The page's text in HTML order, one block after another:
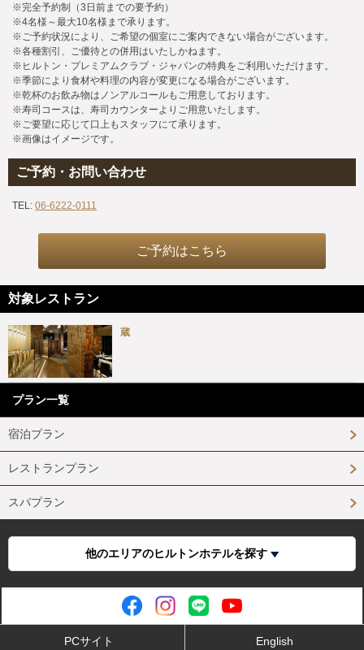
※完全予約制（3日前までの要予約）
※4名様～最大10名様まで承ります。
※ご予約状況により、ご希望の個室にご案内できない場合がございます。
※各種割引、ご優待との併用はいたしかねます。
※ヒルトン・プレミアムクラブ・ジャパンの特典をご利用いただけます。
※季節により食材や料理の内容が変更になる場合がございます。
※乾杯のお飲み物はノンアルコールもご用意しております。
※寿司コースは、寿司カウンターよりご用意いたします。
※ご要望に応じて口上もスタッフにて承ります。
※画像はイメージです。
ご予約・お問い合わせ
TEL: 06-6222-0111
ご予約はこちら
対象レストラン
蔵
プラン一覧
宿泊プラン
レストランプラン
スパプラン
他のエリアのヒルトンホテルを探す
PCサイト English